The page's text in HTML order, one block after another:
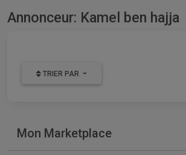
Annonceur: Kamel ben hajja
TRIER PAR
Mon Marketplace